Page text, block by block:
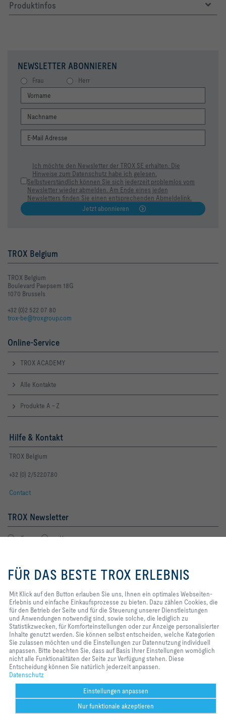
Produktinfos
NEWSLETTER ABONNIEREN
Frau Herr
Ich möchte den Newsletter der TROX SE erhalten. Die
Hinweise zum Datenschutz habe ich gelesen.
Selbstverständlich können Sie sich jederzeit problemlos vom
Newsletter wieder abmelden. Am Ende eines jeden
Newsletters finden Sie einen entsprechenden Abmeldelink.
Jetzt abonnieren
TROX Belgium
TROX Belgium
Boulevard Paepsem 18G
1070 Brussels
+32 (0)2 522 07 80
trox-be@troxgroup.com
Online-Service
TROX ACADEMY
Alle Kontakte
Produkte A - Z
Hilfe & Kontakt
TROX Belgium
+32 (0) 2/522.07.80
Contact
TROX Newsletter
Frau Herr
Newsletter footer form legal terms Jetzt abonnieren
Home Kontakt Impressum AGB Datenschutz Disclaimer
2026 © TROX Austria GmbH
Sie uns, Ihnen ein optimales
Webseiten-Erlebnis und einfache
zählen Cookies, die für den Betrieb
der Seite und für die Steuerung
unserer Dienstleistungen und
Anwendungen notwendig sind,
sowie solche, die lediglich zu
Statistikzwecken, für
Komforteinstellungen oder zur
Anzeige personalisierter Inhalte
genutzt werden. Sie können selbst
entscheiden, welche Kategorien
Einstellungen zur Datennutzung
individuell anpassen. Bitte
beachten Sie, dass auf Basis Ihrer
Einstellungen womöglich nicht alle
FÜR DAS BESTE TROX ERLEBNIS
Mit Klick auf den Button erlauben Sie uns, Ihnen ein optimales Webseiten-
Erlebnis und einfache Einkaufsprozesse zu bieten. Dazu zählen Cookies, die
für den Betrieb der Seite und für die Steuerung unserer Dienstleistungen
und Anwendungen notwendig sind, sowie solche, die lediglich zu
Statistikzwecken, für Komforteinstellungen oder zur Anzeige personalisierter
Inhalte genutzt werden. Sie können selbst entscheiden, welche Kategorien
Sie zulassen möchten und die Einstellungen zur Datennutzung individuell
anpassen. Bitte beachten Sie, dass auf Basis Ihrer Einstellungen womöglich
nicht alle Funktionalitäten der Seite zur Verfügung stehen. Diese
Entscheidung können Sie natürlich jederzeit anpassen.
Datenschutz
Einstellungen anpassen
Nur funktionale akzeptieren